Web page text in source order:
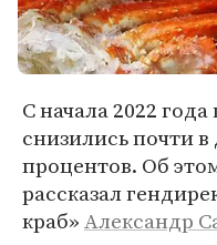
С начала 2022
снизились почти в
процентов. Об
рассказал
краб»Александр